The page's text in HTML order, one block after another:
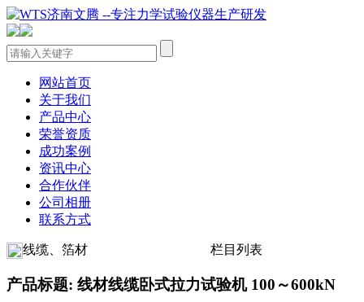
网站首页
关于我们
产品中心
荣誉资质
成功案例
资讯中心
合作伙伴
公司相册
联系方式
线缆、箔材 栏目列表
产品标题: 线材线缆卧式拉力试验机 100～600kN